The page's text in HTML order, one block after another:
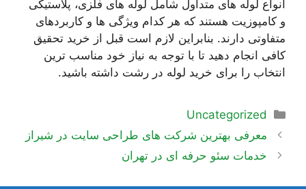
انواع لوله های متداول شامل لوله های فلزی، پلاستیکی
و کامپوزیت هستند که هر کدام ویژگی ها و کاربردهای
متفاوتی دارند. بنابراین لازم است قبل از خرید تحقیق
کافی انجام دهید تا با توجه به نیاز خود مناسب ترین
انتخاب را برای خرید لوله در رشت داشته باشید.
دسته‌ها
Uncategorized
ناوبری
نوشته‌ها
معرفی بهترین شرکت های طراحی سایت در شیراز
خدمات سئو حرفه ای در تهران